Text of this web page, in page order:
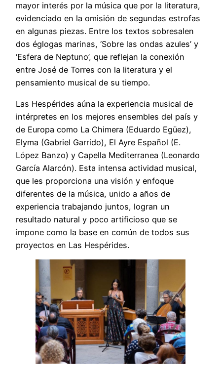
mayor interés por la música que por la literatura,
evidenciado en la omisión de segundas estrofas
en algunas piezas. Entre los textos sobresalen
dos églogas marinas, ‘Sobre las ondas azules’ y
‘Esfera de Neptuno’, que reflejan la conexión
entre José de Torres con la literatura y el
pensamiento musical de su tiempo.
Las Hespérides aúna la experiencia musical de
intérpretes en los mejores ensembles del país y
de Europa como La Chimera (Eduardo Egüez),
Elyma (Gabriel Garrido), El Ayre Español (E.
López Banzo) y Capella Mediterranea (Leonardo
García Alarcón). Esta intensa actividad musical,
que les proporciona una visión y enfoque
diferentes de la música, unido a años de
experiencia trabajando juntos, logran un
resultado natural y poco artificioso que se
impone como la base en común de todos sus
proyectos en Las Hespérides.